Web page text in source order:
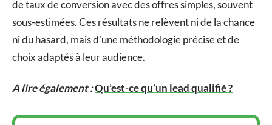
de taux de conversion avec des offres simples, souvent
sous-estimées. Ces résultats ne relèvent ni de la chance
ni du hasard, mais d’une méthodologie précise et de
choix adaptés à leur audience.
A lire également :Qu’est-ce qu’un lead qualifié ?